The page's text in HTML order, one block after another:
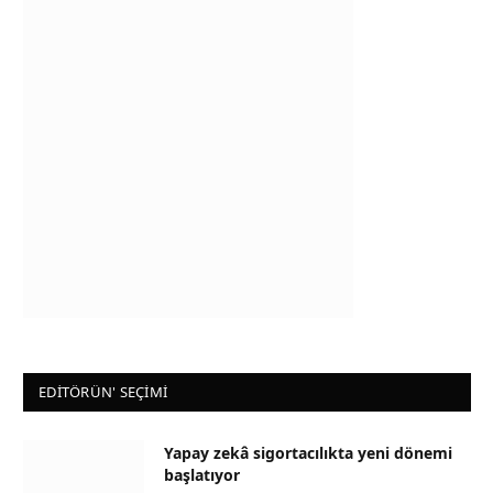
EDİTÖRÜN' SEÇİMİ
Yapay zekâ sigortacılıkta yeni dönemi
başlatıyor